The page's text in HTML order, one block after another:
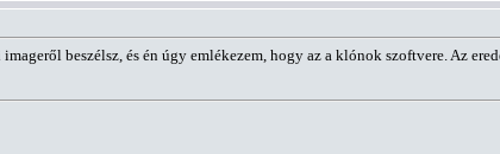
beszélsz, és én úgy emlékezem, hogy az a klónok szoftvere. Az